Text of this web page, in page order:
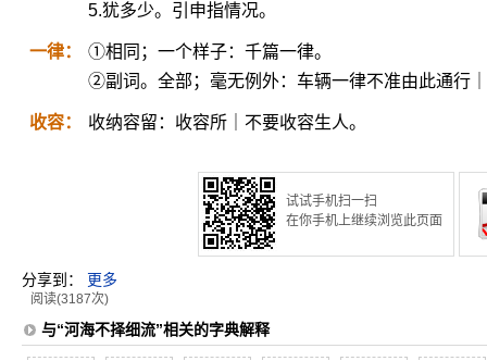
5.犹多少。引申指情况。
一律：
①相同；一个样子：千篇一律。
②副词。全部；毫无例外：车辆一律不准由此通行
收容： 收纳容留：收容所｜不要收容生人。
试试手机扫一扫
在你手机上继续浏览此页面
分享到： 更多
阅读(3187次)
与“河海不择细流”相关的字典解释